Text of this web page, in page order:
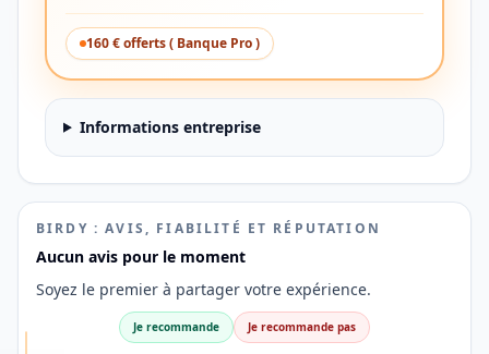
160 € offerts ( Banque Pro )
Informations entreprise
BIRDY : AVIS, FIABILITÉ ET RÉPUTATION
Aucun avis pour le moment
Soyez le premier à partager votre expérience.
Je recommande Je recommande pas